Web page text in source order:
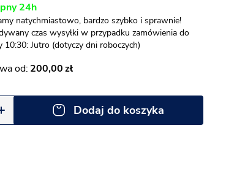
24h
natychmiastowo, bardzo szybko i sprawnie!
czas wysyłki w przypadku zamówienia do
10:30: Jutro (dotyczy dni roboczych)
od: 200,00
Dodaj do koszyka